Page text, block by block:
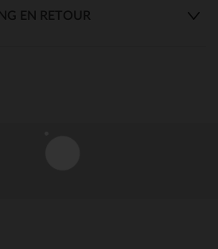
EN RETOUR